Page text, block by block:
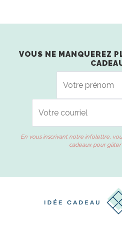
VOUS NE MANQUEREZ
En vous inscrivant notre infolettre,
cadeaux pour